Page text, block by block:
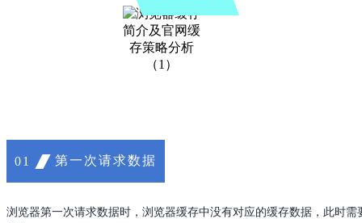
01 第一次请求数据
浏览器第一次请求数据时，浏览器缓存中没有对应的缓存数据，此时